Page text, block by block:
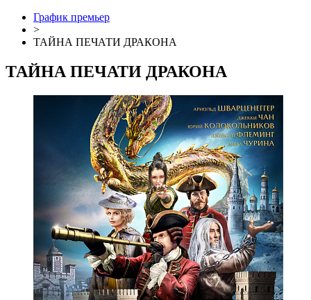
График премьер
>
ТАЙНА ПЕЧАТИ ДРАКОНА
ТАЙНА ПЕЧАТИ ДРАКОНА